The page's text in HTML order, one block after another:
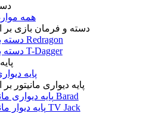
همه
دسته و فرمان بازی بر
دسته بازی Redragon
دسته بازی T-Dagger
پایه
پایه دیواری مانیتور
پایه دیواری مانیتور Barad
پایه دیوار مانیتور TV Jack